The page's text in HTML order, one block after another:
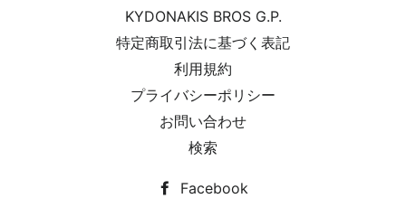
KYDONAKIS BROS G.P.
特定商取引法に基づく表記
利用規約
プライバシーポリシー
お問い合わせ
検索
Facebook